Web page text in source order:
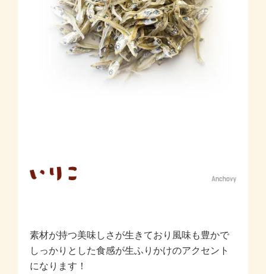
素材が持つ美味しさが生きており風味も豊かで
しっかりとした食感が生ふりかけのアクセント
になります！